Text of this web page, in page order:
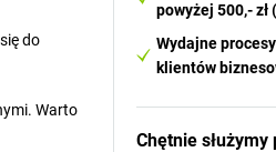
do
Warto
powyżej 500,- zł
Wydajne
klientów
Chętnie służymy